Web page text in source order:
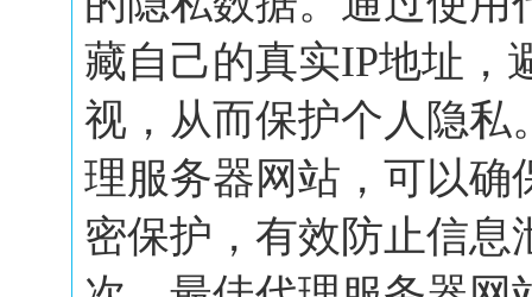
藏自己的真实IP地址，
视，从而保护个人隐私
理服务器网站，可以确
密保护，有效防止信